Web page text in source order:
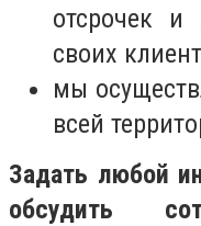
отсрочек и
своих
мы
всей
Задать любой
обсудить